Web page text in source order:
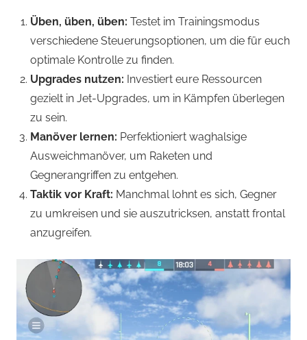
Üben, üben, üben: Testet im Trainingsmodus
verschiedene Steuerungsoptionen, um die für euch
optimale Kontrolle zu finden.
Upgrades nutzen: Investiert eure Ressourcen
gezielt in Jet-Upgrades, um in Kämpfen überlegen
zu sein.
Manöver lernen: Perfektioniert waghalsige
Ausweichmanöver, um Raketen und
Gegnerangriffen zu entgehen.
Taktik vor Kraft: Manchmal lohnt es sich, Gegner
zu umkreisen und sie auszutricksen, anstatt frontal
anzugreifen.